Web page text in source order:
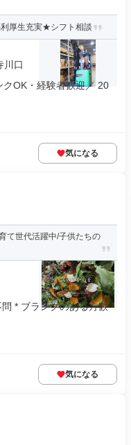
厚生充実★シフト相談
川口
OK・経験者歓迎／ 20
気になる
て世代活躍中/子供たちの
* ブランクのある方歓
気になる